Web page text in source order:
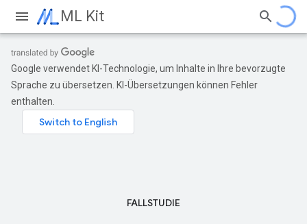
ML Kit
Google verwendet KI-Technologie, um Inhalte in Ihre bevorzugte
Sprache zu übersetzen. KI-Übersetzungen können Fehler
enthalten.
FALLSTUDIE